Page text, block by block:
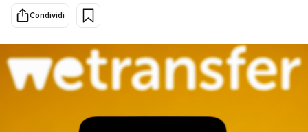
Sport
PODCAST
NEWSLETTER
Condividi